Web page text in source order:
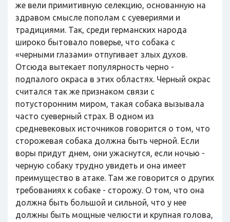
же вели примитивную селекцию, основанную на
здравом смысле пополам с суевериями и
традициями. Так, среди германских народа
широко бытовало поверье, что собака с
«черными глазами» отпугивает злых духов.
Отсюда вытекает популярность черно -
подпалого окраса в этих областях. Черный окрас
считался так же признаком связи с
потусторонним миром, такая собака вызывала
часто суеверный страх. В одном из
средневековых источников говорится о том, что
сторожевая собака должна быть черной. Если
воры придут днем, они ужаснутся, если ночью -
черную собаку трудно увидеть и она имеет
преимущество в атаке. Там же говорится о других
требованиях к собаке - сторожу. О том, что она
должна быть большой и сильной, что у нее
должны быть мощные челюсти и крупная голова,